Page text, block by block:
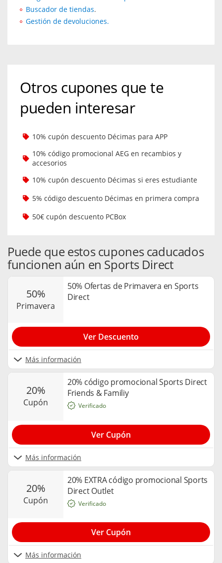
Buscador de tiendas.
Gestión de devoluciones.
Otros cupones que te
pueden interesar
10% cupón descuento Décimas para APP
10% código promocional AEG en recambios y
accesorios
10% cupón descuento Décimas si eres estudiante
5% código descuento Décimas en primera compra
50€ cupón descuento PCBox
Puede que estos cupones caducados
funcionen aún en Sports Direct
50%
primavera
50% Ofertas de Primavera en Sports
Direct
Más información
Ver Descuento
20%
cupón
20% código promocional Sports Direct
Friends & Familiy
Más información
Verificado
Ver Cupón
20%
cupón
20% EXTRA código promocional Sports
Direct Outlet
Más información
Verificado
Ver Cupón